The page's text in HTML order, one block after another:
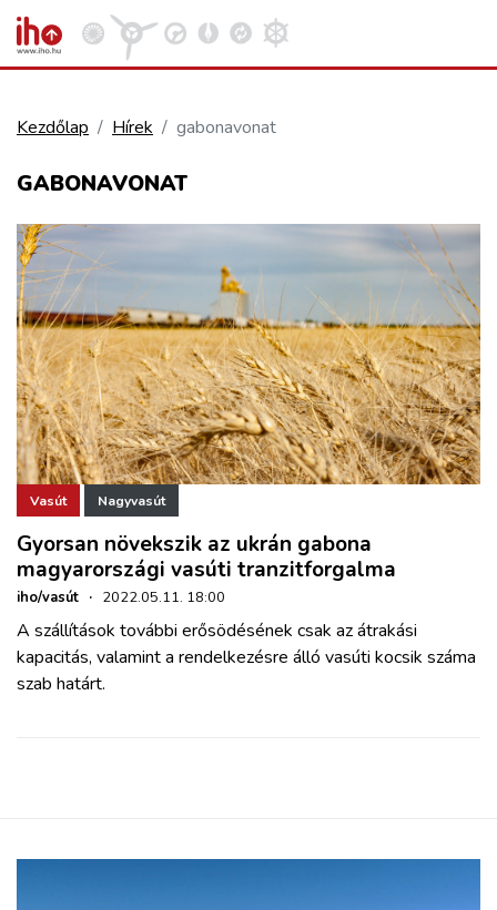
KÖZÚT
REPÜLÉS
KÖZLEKEDÉSFEJLESZTÉS
ELLÁTÁSI LÁNC
ZÖLDÚT
HAJÓZÁS
BLOG
Kezdőlap Hírek gabonavonat
GABONAVONAT
Vasút Nagyvasút
Gyorsan növekszik az ukrán gabona
magyarországi vasúti tranzitforgalma
iho/vasút · 2022.05.11. 18:00
A szállítások további erősödésének csak az átrakási
kapacitás, valamint a rendelkezésre álló vasúti kocsik száma
szab határt.